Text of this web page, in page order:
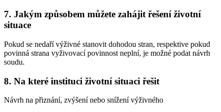
7. Jakým způsobem můžete zahájit řešení životní
situace
Pokud se nedaří výživné stanovit dohodou stran, respektive pokud
povinná strana vyživovací povinnost neplní, je možné podat návrh
soudu.
8. Na které instituci životní situaci řešit
Návrh na přiznání, zvýšení nebo snížení výživného